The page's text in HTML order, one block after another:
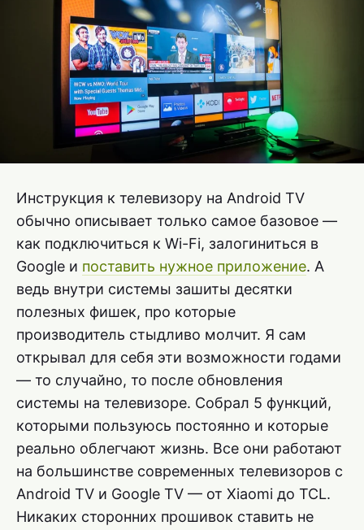
Инструкция к телевизору на Android TV
обычно описывает только самое базовое —
как подключиться к Wi-Fi, залогиниться в
Google и поставить нужное приложение. А
ведь внутри системы зашиты десятки
полезных фишек, про которые
производитель стыдливо молчит. Я сам
открывал для себя эти возможности годами
— то случайно, то после обновления
системы на телевизоре. Собрал 5 функций,
которыми пользуюсь постоянно и которые
реально облегчают жизнь. Все они работают
на большинстве современных телевизоров с
Android TV и Google TV — от Xiaomi до TCL.
Никаких сторонних прошивок ставить не